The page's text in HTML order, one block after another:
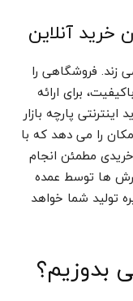
خرید آنلاین
زند. فروشگاهی را
برای ارائه
پارچه بازار
را می دهد که با
مطمئن انجام
ها توسط عمده
تولید شما خواهد
بدوزیم؟